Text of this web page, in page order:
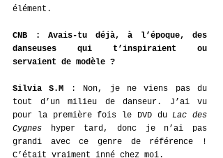
élément.
CNB : Avais-tu déjà, à l’époque, des
danseuses qui t’inspiraient ou
servaient de modèle ?
Silvia S.M : Non, je ne viens pas du
tout d’un milieu de danseur. J’ai vu
pour la première fois le DVD du Lac des
Cygnes hyper tard, donc je n’ai pas
grandi avec ce genre de référence !
C’était vraiment inné chez moi.